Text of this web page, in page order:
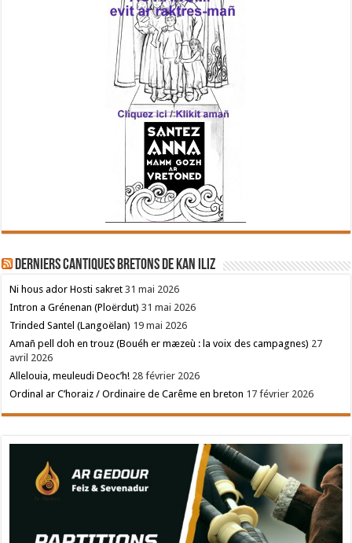
Derniers cantiques bretons de Kan Iliz
Ni hous ador Hosti sakret 31 mai 2026
Intron a Grénenan (Ploërdut) 31 mai 2026
Trinded Santel (Langoëlan) 19 mai 2026
Amañ pell doh en trouz (Bouéh er mæzeù : la voix des campagnes) 27
avril 2026
Allelouia, meuleudi Deoc’h! 28 février 2026
Ordinal ar C’horaiz / Ordinaire de Carême en breton 17 février 2026